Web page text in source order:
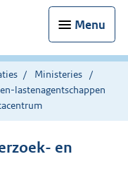
Menu
Ministeries
lastenagentschappen
en